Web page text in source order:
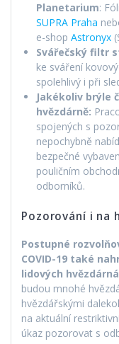
Planetarium:
SUPRA Praha
e-shop Astronyx
Svářečský filtr
ke sváření
spolehlivý i při
Jakékoliv brýle
hvězdárně:
spojených s
nepochybně
bezpečné
pouličním
odborníků.
Pozorování i na
Postupné
COVID-19 také
lidových
budou mnohé
hvězdářskými
na aktuální
úkaz pozorovat s